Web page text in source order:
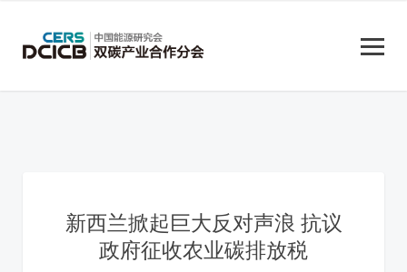
新西兰掀起巨大反对声浪 抗议
政府征收农业碳排放税